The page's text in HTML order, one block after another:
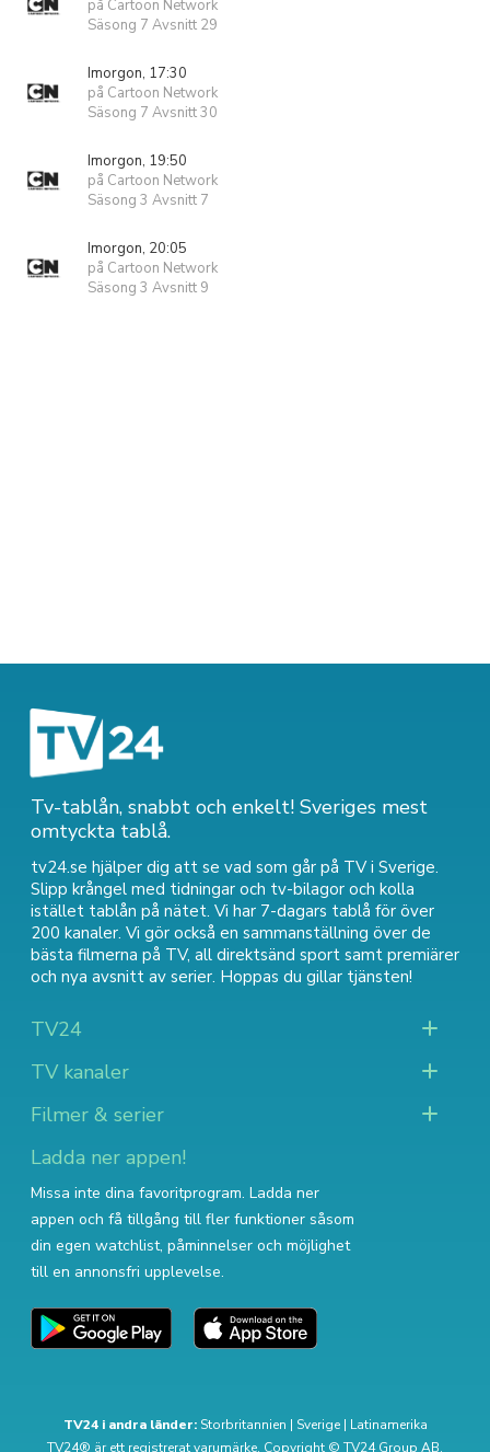
på Cartoon Network
Säsong 7 Avsnitt 29
Imorgon, 17:30
på Cartoon Network
Säsong 7 Avsnitt 30
Imorgon, 19:50
på Cartoon Network
Säsong 3 Avsnitt 7
Imorgon, 20:05
på Cartoon Network
Säsong 3 Avsnitt 9
Tv-tablån, snabbt och enkelt! Sveriges mest
omtyckta tablå.
tv24.se hjälper dig att se vad som går på TV i Sverige.
Slipp krångel med tidningar och tv-bilagor och kolla
istället tablån på nätet. Vi har 7-dagars tablå för över
200 kanaler. Vi gör också en sammanställning över de
bästa filmerna på TV, all direktsänd sport samt premiärer
och nya avsnitt av serier. Hoppas du gillar tjänsten!
TV24
TV kanaler
Filmer & serier
Ladda ner appen!
Missa inte dina favoritprogram. Ladda ner
appen och få tillgång till fler funktioner såsom
din egen watchlist, påminnelser och möjlighet
till en annonsfri upplevelse.
TV24 i andra länder: Storbritannien | Sverige| Latinamerika
TV24® är ett registrerat varumärke. Copyright © TV24 Group AB.